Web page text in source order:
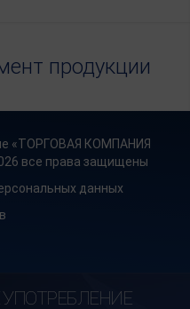
продукции
«ТОРГОВАЯ КОМПАНИЯ
все права защищены
данных